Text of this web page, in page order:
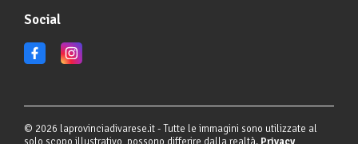
Social
© 2026 laprovinciadivarese.it - Tutte le immagini sono utilizzate al